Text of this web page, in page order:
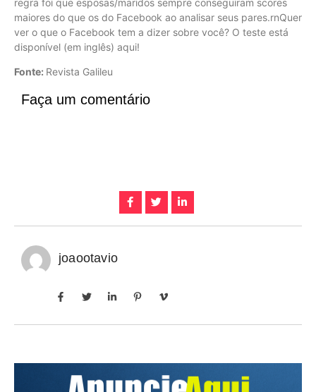
maiores do que os do Facebook ao analisar seus pares.rnQuer
ver o que o Facebook tem a dizer sobre você? O teste está
disponível (em inglês) aqui!
Fonte: Revista Galileu
Faça um comentário
joaootavio